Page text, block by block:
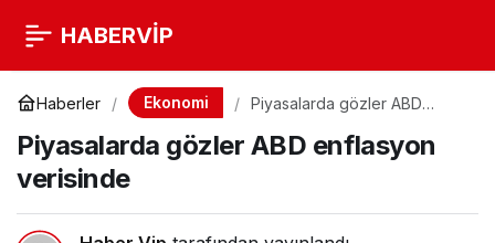
HABERVİP
Haberler Ekonomi
Piyasalarda gözler ABD
Piyasalarda gözler ABD enflasyon
verisinde